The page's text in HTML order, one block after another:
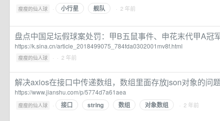
瘦瘦的仙人球 · 小行星 舰队 · 2 年前
盘点中国足坛假球案处罚：甲B五鼠事件、申花末代甲A冠
https://k.sina.cn/article_2018499075_784fda0302001mv8f.html
瘦瘦的仙人球 · · 2 年前
解决axios在接口中传递数组，数组里面存放json对象的问
https://www.jianshu.com/p/5774d7a61aea
瘦瘦的仙人球 · 接口 string 数组 对象数组 · 2 年前